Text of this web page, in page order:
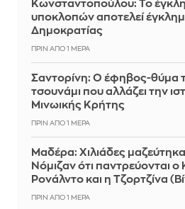
Κωνσταντοπούλου: Το
υποκλοπών αποτελεί
Δημοκρατίας
ΠΡΙΝ ΑΠΌ 1 ΜΈΡΑ
Σαντορίνη: Ο έφηβος-θύμα
τσουνάμι που αλλάζει την
Μινωικής Κρήτης
ΠΡΙΝ ΑΠΌ 1 ΜΈΡΑ
Μαδέρα: Χιλιάδες
Νόμιζαν ότι παντρεύονται ο
Ρονάλντο και η Τζορτζίνα
ΠΡΙΝ ΑΠΌ 1 ΜΈΡΑ